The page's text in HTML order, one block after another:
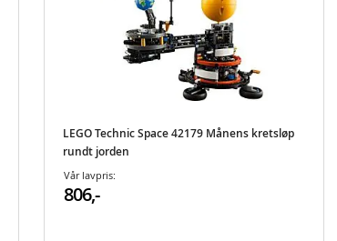
LEGO Technic Space 42179 Månens kretsløp
rundt jorden
Vår lavpris:
806,-